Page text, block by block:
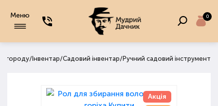
Меню 0
городу/ Інвентар/Садовий інвентар/ Ручний садовий інструмент
Акція